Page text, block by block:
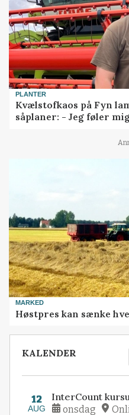
PLANTER
Kvælstofkaos på Fyn
såplaner: - Jeg føler
MARKED
Høstpres kan sænke
KALENDER
12
AUG
InterCount
onsdag